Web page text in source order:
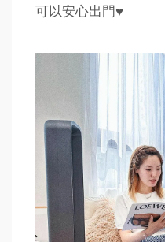
可以安心出門♥️